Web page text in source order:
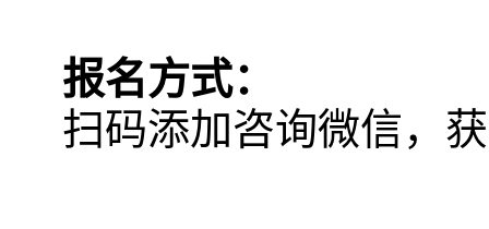
报名方式：
扫码添加咨询微信，